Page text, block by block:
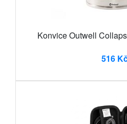
Konvice Outwell
516